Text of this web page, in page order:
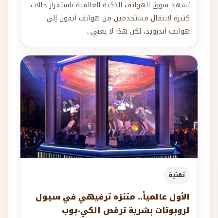
تشهد سوق الهواتف الذكية العالمية باستمرار حالات
كثيرة لانتقال مستخدمين من هواتف آيفون إلى
هواتف أندرويد، لكن هذا لا يعني...
تقنية
الأول عالمياً.. متنزه ترفيهي في سيول
لروبوتات بشرية ترقص الكي-بوب